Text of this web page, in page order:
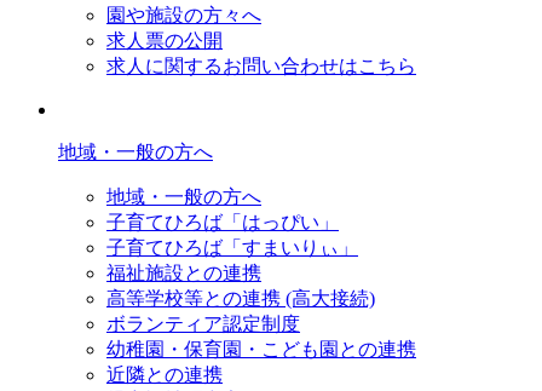
園や施設の方々へ
求人票の公開
求人に関するお問い合わせはこちら
地域・一般の方へ
地域・一般の方へ
子育てひろば「はっぴい」
子育てひろば「すまいりぃ」
福祉施設との連携
高等学校等との連携 (高大接続)
ボランティア認定制度
幼稚園・保育園・こども園との連携
近隣との連携